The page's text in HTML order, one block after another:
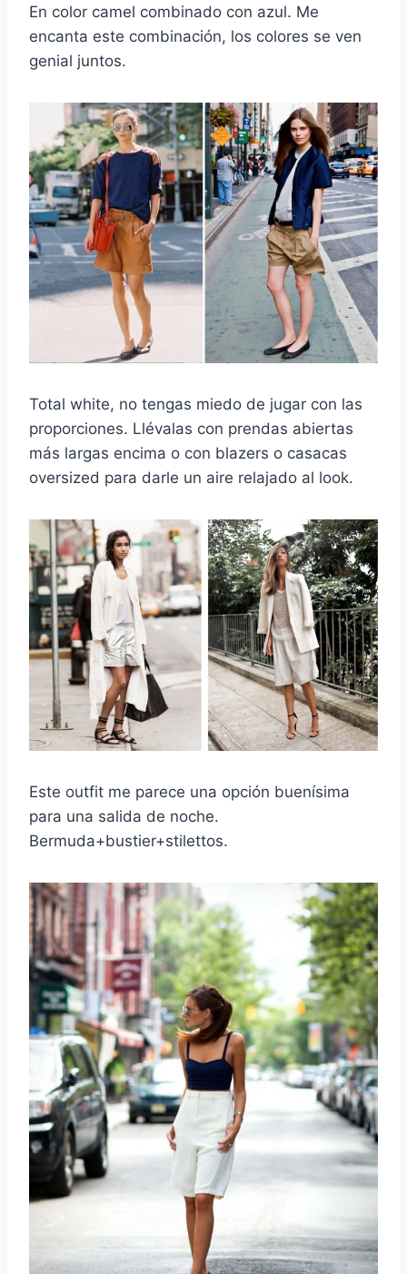
En color camel combinado con azul. Me
encanta este combinación, los colores se ven
genial juntos.
Total white, no tengas miedo de jugar con las
proporciones. Llévalas con prendas abiertas
más largas encima o con blazers o casacas
oversized para darle un aire relajado al look.
Este outfit me parece una opción buenísima
para una salida de noche.
Bermuda+bustier+stilettos.